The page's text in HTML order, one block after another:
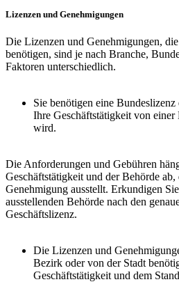
Lizenzen und Genehmigungen
Die Lizenzen und Genehmigungen,
benötigen, sind je nach Branche,
Faktoren unterschiedlich.
Sie benötigen eine
Ihre Geschäftstätigkeit von einer
wird.
Die Anforderungen und Gebühren
Geschäftstätigkeit und der Behörde
Genehmigung ausstellt. Erkundigen
ausstellenden Behörde nach den
Geschäftslizenz.
Die Lizenzen und
Bezirk oder von der Stadt
Geschäftstätigkeit und dem